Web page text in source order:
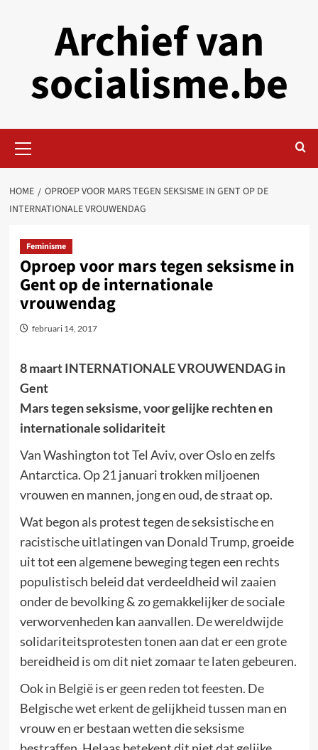
Archief van
socialisme.be
Menu
HOME
OPROEP VOOR MARS TEGEN SEKSISME IN GENT OP DE
INTERNATIONALE VROUWENDAG
Feminisme
Oproep voor mars tegen seksisme in
Gent op de internationale
vrouwendag
februari 14, 2017
8 maart INTERNATIONALE VROUWENDAG in
Gent
Mars tegen seksisme, voor gelijke rechten en
internationale solidariteit
Van Washington tot Tel Aviv, over Oslo en zelfs
Antarctica. Op 21 januari trokken miljoenen
vrouwen en mannen, jong en oud, de straat op.
Wat begon als protest tegen de seksistische en
racistische uitlatingen van Donald Trump, groeide
uit tot een algemene beweging tegen een rechts
populistisch beleid dat verdeeldheid wil zaaien
onder de bevolking & zo gemakkelijker de sociale
verworvenheden kan aanvallen. De wereldwijde
solidariteitsprotesten tonen aan dat er een grote
bereidheid is om dit niet zomaar te laten gebeuren.
Ook in België is er geen reden tot feesten. De
Belgische wet erkentde gelijkheid tussen man en
vrouw en er bestaan wetten die seksisme